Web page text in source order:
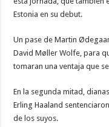
Estonia en su debut.
Un pase de Martin
David Møller Wolfe, para
tomaran una ventaja que
En la segunda mitad,
Erling Haaland
de los suyos.